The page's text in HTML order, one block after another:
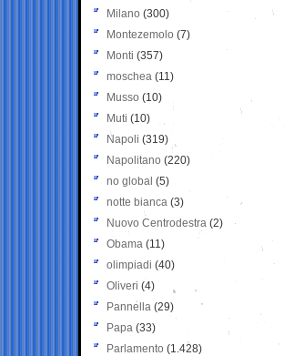
Milano (300)
Montezemolo (7)
Monti (357)
moschea (11)
Musso (10)
Muti (10)
Napoli (319)
Napolitano (220)
no global (5)
notte bianca (3)
Nuovo Centrodestra (2)
Obama (11)
olimpiadi (40)
Oliveri (4)
Pannella (29)
Papa (33)
Parlamento (1.428)